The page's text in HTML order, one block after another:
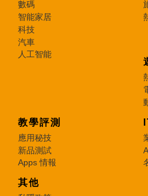
數碼
智能家居
科技
汽車
人工智能
教學評測
應用秘技
新品測試
Apps 情報
其他